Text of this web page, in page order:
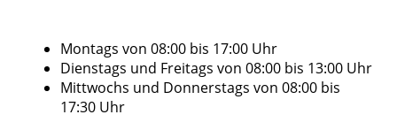
Montags von 08:00 bis 17:00 Uhr
Dienstags und Freitags von 08:00 bis 13:00 Uhr
Mittwochs und Donnerstags von 08:00 bis
17:30 Uhr